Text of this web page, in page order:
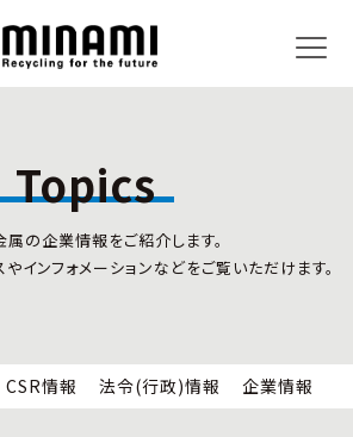
事業内容
リサイクルサービス
小型家電リサイクル法
全国の回収対応
Topics
属の企業情報をご紹介します。
インフォメーションなどをご覧いただけます。
CSR情報 法令(行政)情報 企業情報